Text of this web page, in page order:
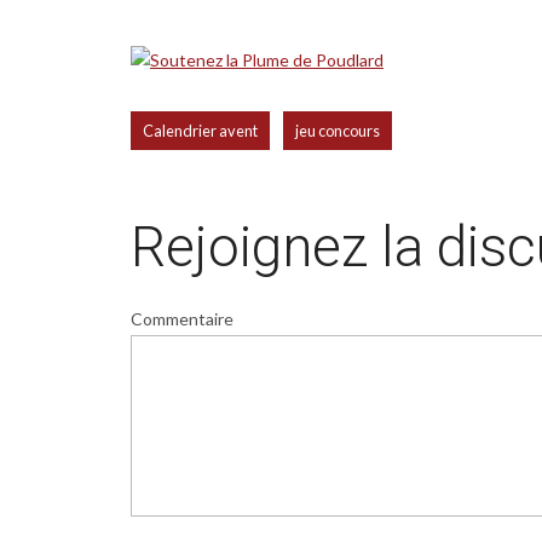
Calendrier avent jeu concours
Rejoignez la
Commentaire